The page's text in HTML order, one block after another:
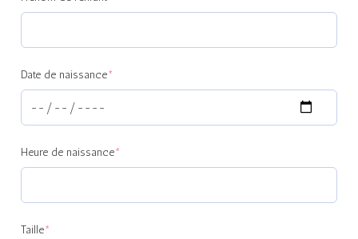
Date de naissance*
Heure de naissance*
Taille*